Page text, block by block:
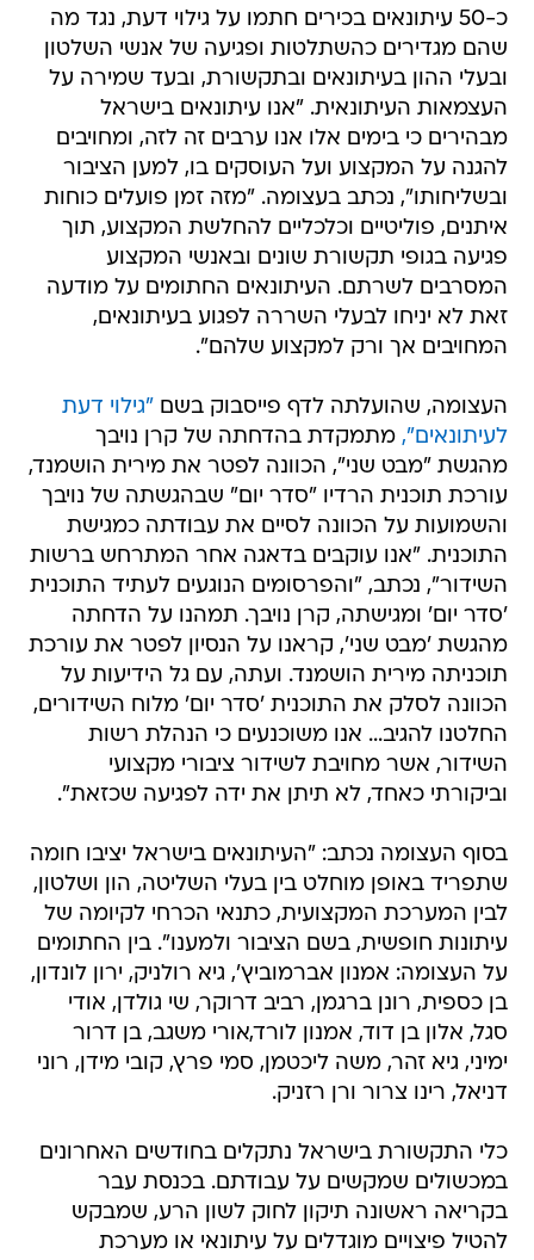
כ-50 עיתונאים בכירים חתמו על גילוי דעת, נגד מה
שהם מגדירים כהשתלטות ופגיעה של אנשי השלטון
ובעלי ההון בעיתונאים ובתקשורת, ובעד שמירה על
העצמאות העיתונאית. "אנו עיתונאים בישראל
מבהירים כי בימים אלו אנו ערבים זה לזה, ומחויבים
להגנה על המקצוע ועל העוסקים בו, למען הציבור
ובשליחותו", נכתב בעצומה. "מזה זמן פועלים כוחות
איתנים, פוליטיים וכלכליים להחלשת המקצוע, תוך
פגיעה בגופי תקשורת שונים ובאנשי המקצוע
המסרבים לשרתם. העיתונאים החתומים על מודעה
זאת לא יניחו לבעלי השררה לפגוע בעיתונאים,
המחויבים אך ורק למקצוע שלהם".
העצומה, שהועלתה לדף פייסבוק בשם "גילוי דעת
לעיתונאים", מתמקדת בהדחתה של קרן נויבך
מהגשת "מבט שני", הכוונה לפטר את מירית הושמנד,
עורכת תוכנית הרדיו "סדר יום" שבהגשתה של נויבך
והשמועות על הכוונה לסיים את עבודתה כמגישת
התוכנית. "אנו עוקבים בדאגה אחר המתרחש ברשות
השידור", נכתב, "והפרסומים הנוגעים לעתיד התוכנית
'סדר יום' ומגישתה, קרן נויבך. תמהנו על הדחתה
מהגשת 'מבט שני', קראנו על הנסיון לפטר את עורכת
תוכניתה מירית הושמנד. ועתה, עם גל הידיעות על
הכוונה לסלק את התוכנית 'סדר יום' מלוח השידורים,
החלטנו להגיב... אנו משוכנעים כי הנהלת רשות
השידור, אשר מחויבת לשידור ציבורי מקצועי
וביקורתי כאחד, לא תיתן את ידה לפגיעה שכזאת".
בסוף העצומה נכתב: "העיתונאים בישראל יציבו חומה
שתפריד באופן מוחלט בין בעלי השליטה, הון ושלטון,
לבין המערכת המקצועית, כתנאי הכרחי לקיומה של
עיתונות חופשית, בשם הציבור ולמענו". בין החתומים
על העצומה: אמנון אברמוביץ', גיא רולניק, ירון לונדון,
בן כספית, רונן ברגמן, רביב דרוקר, שי גולדן, אודי
סגל, אלון בן דוד, אמנון לורד,אורי משגב, בן דרור
ימיני, גיא זהר, משה ליכטמן, סמי פרץ, קובי מידן, רוני
דניאל, רינו צרור ורן רזניק.
כלי התקשורת בישראל נתקלים בחודשים האחרונים
במכשולים שמקשים על עבודתם. בכנסת עבר
בקריאה ראשונה תיקון לחוק לשון הרע, שמבקש
להטיל פיצויים מוגדלים על עיתונאי או מערכת